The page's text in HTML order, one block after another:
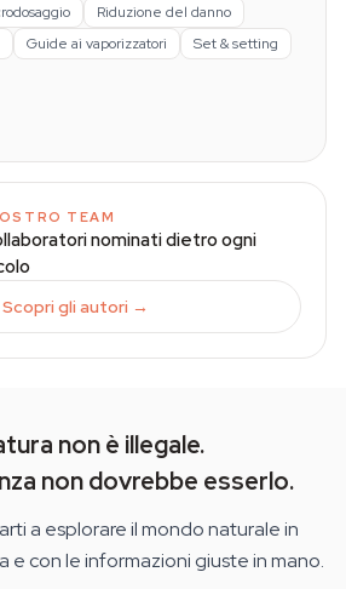
Riduzione del danno
Guide ai vaporizzatori Set & setting
TEAM
nominati dietro ogni
Scopri gli autori →
non è illegale.
non dovrebbe esserlo.
a esplorare il mondo naturale in
e con le informazioni giuste in mano.